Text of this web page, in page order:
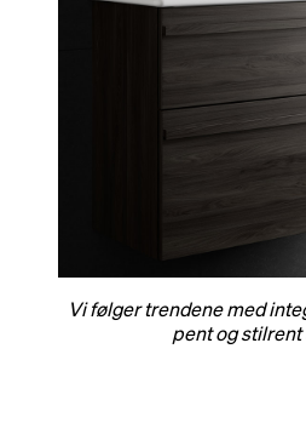
Vi følger trendene med
pent og